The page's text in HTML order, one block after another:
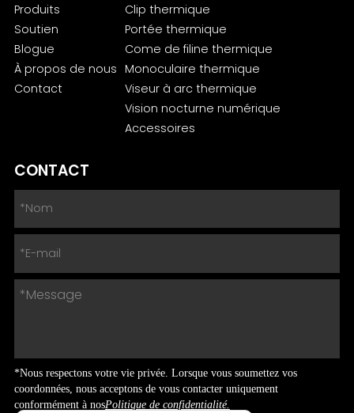
Produits
Soutien
Blogue
À propos de nous
Contact
Clip thermique
Portée thermique
Come de filine thermique
Monoculaire thermique
Viseur à arc thermique
Vision nocturne numérique
Accessoires
CONTACT
*Nous respectons votre vie privée. Lorsque vous soumettez vos
coordonnées, nous acceptons de vous contacter uniquement
conformément à nosPolitique de confidentialité.